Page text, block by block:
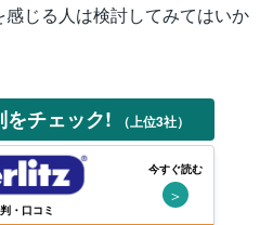
じる人は検討してみてはいか
をチェック! （上位3社）
・口コミ
今すぐ読む
＞